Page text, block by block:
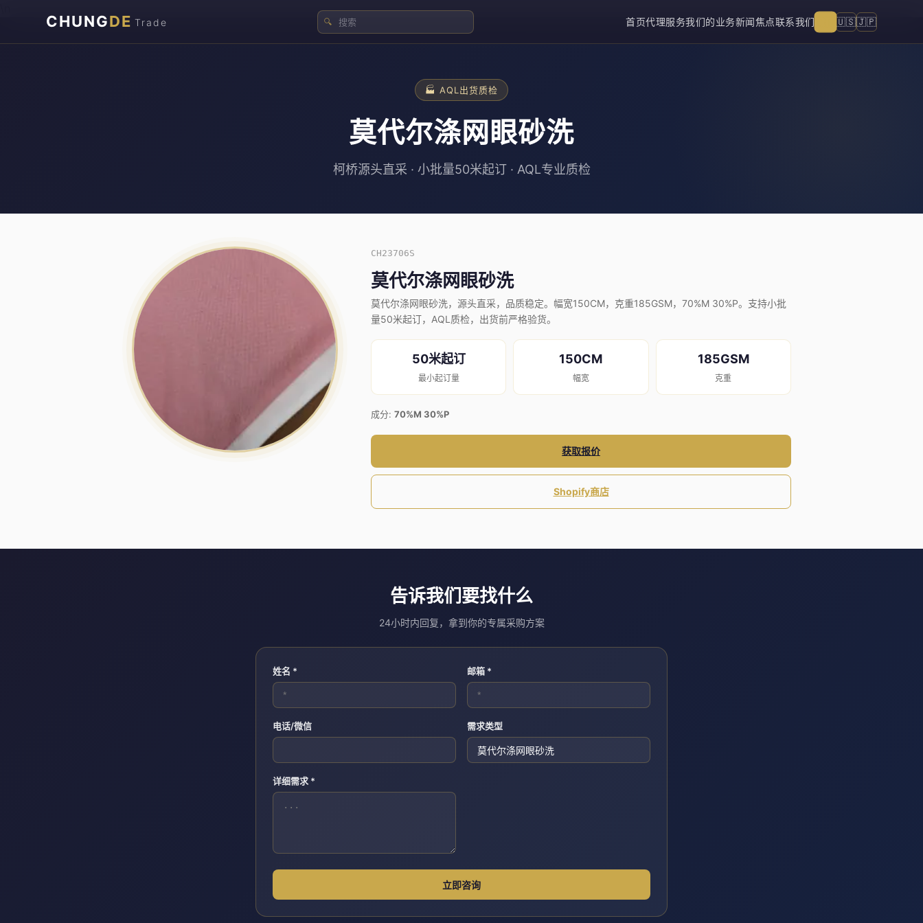
CHUNGDE Trade 🔍 首页代理服务我们的业务新闻焦点联系我们 🇺🇸🇯🇵
🏭 AQL出货质检
莫代尔涤网眼砂洗
柯桥源头直采 · 小批量50米起订 · AQL专业质检
CH23706S
莫代尔涤网眼砂洗
莫代尔涤网眼砂洗，源头直采，品质稳定。幅宽150CM，克重185GSM，70%M 30%P。支持小批
量50米起订，AQL质检，出货前严格验货。
50米起订
最小起订量
150CM
幅宽
185GSM
克重
成分: 70%M 30%P
获取报价
Shopify商店
告诉我们要找什么
24小时内回复，拿到你的专属采购方案
姓名 * 邮箱 *
电话/微信 需求类型
详细需求 *
立即咨询